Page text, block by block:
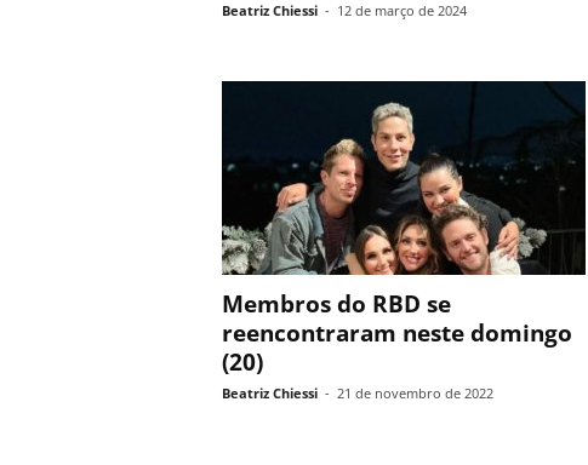
Beatriz Chiessi - 12 de março de 2024
Membros do RBD se
reencontraram neste domingo
(20)
Beatriz Chiessi - 21 de novembro de 2022